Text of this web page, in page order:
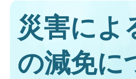
災害によ
の減免に